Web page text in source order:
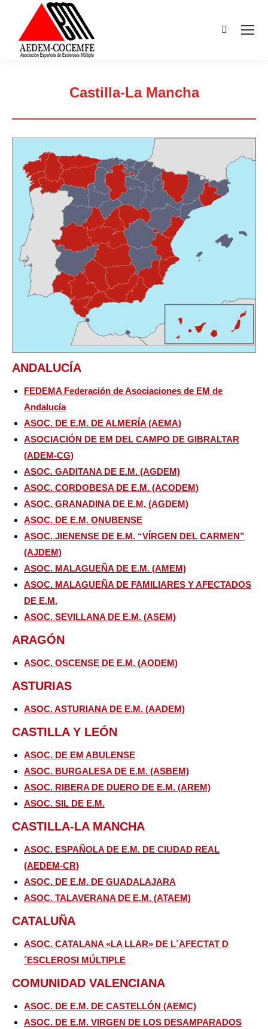
Buscar:
Castilla-La Mancha
ANDALUCÍA
FEDEMA Federación de Asociaciones de EM de
Andalucía
ASOC. DE E.M. DE ALMERÍA (AEMA)
ASOCIACIÓN DE EM DEL CAMPO DE GIBRALTAR
(ADEM-CG)
ASOC. GADITANA DE E.M. (AGDEM)
ASOC. CORDOBESA DE E.M. (ACODEM)
ASOC. GRANADINA DE E.M. (AGDEM)
ASOC. DE E.M. ONUBENSE
ASOC. JIENENSE DE E.M. “VÍRGEN DEL CARMEN”
(AJDEM)
ASOC. MALAGUEÑA DE E.M. (AMEM)
ASOC. MALAGUEÑA DE FAMILIARES Y AFECTADOS
DE E.M.
ASOC. SEVILLANA DE E.M. (ASEM)
ARAGÓN
ASOC. OSCENSE DE E.M. (AODEM)
ASTURIAS
ASOC. ASTURIANA DE E.M. (AADEM)
CASTILLA Y LEÓN
ASOC. DE EM ABULENSE
ASOC. BURGALESA DE E.M. (ASBEM)
ASOC. RIBERA DE DUERO DE E.M. (AREM)
ASOC. SIL DE E.M.
CASTILLA-LA MANCHA
ASOC. ESPAÑOLA DE E.M. DE CIUDAD REAL
(AEDEM-CR)
ASOC. DE E.M. DE GUADALAJARA
ASOC. TALAVERANA DE E.M. (ATAEM)
CATALUÑA
ASOC. CATALANA «LA LLAR» DE L´AFECTAT D
´ESCLEROSI MÚLTIPLE
COMUNIDAD VALENCIANA
ASOC. DE E.M. DE CASTELLÓN (AEMC)
ASOC. DE E.M. VIRGEN DE LOS DESAMPARADOS